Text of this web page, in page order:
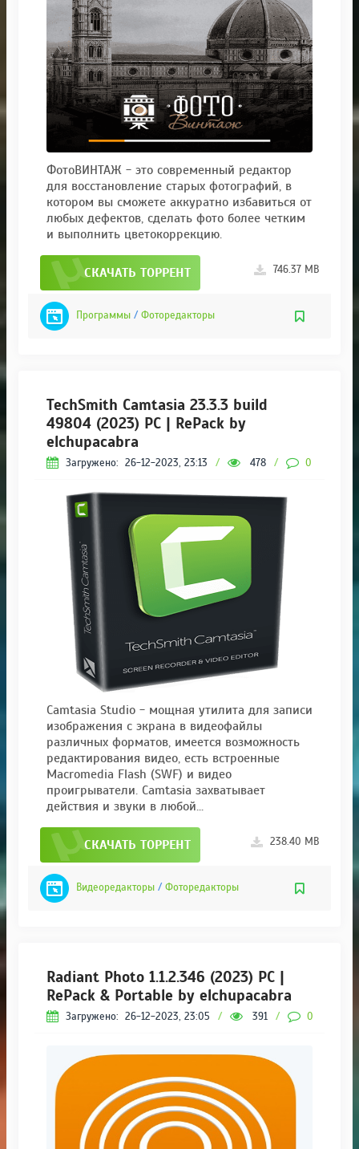
ФотоВИНТАЖ - это современный редактор
для восстановление старых фотографий, в
котором вы сможете аккуратно избавиться от
любых дефектов, сделать фото более четким
и выполнить цветокоррекцию.
СКАЧАТЬ ТОРРЕНТ 746.37 MB
Программы / Фоторедакторы
TechSmith Camtasia 23.3.3 build
49804 (2023) PC | RePack by
elchupacabra
Загружено: 26-12-2023, 23:13 / 478 / 0
Camtasia Studio - мощная утилита для записи
изображения с экрана в видеофайлы
различных форматов, имеется возможность
редактирования видео, есть встроенные
Macromedia Flash (SWF) и видео
проигрыватели. Camtasia захватывает
действия и звуки в любой...
СКАЧАТЬ ТОРРЕНТ 238.40 MB
Видеоредакторы / Фоторедакторы
Radiant Photo 1.1.2.346 (2023) PC |
RePack & Portable by elchupacabra
Загружено: 26-12-2023, 23:05 / 391 / 0